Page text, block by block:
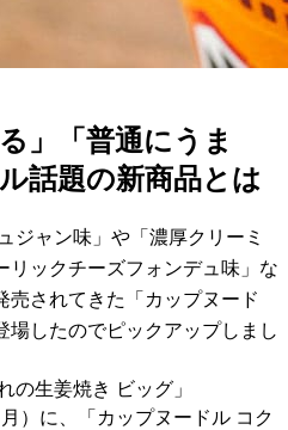
」「普通にうま
話題の新商品とは
ジャン味」や「濃厚クリーミ
リックチーズフォンデュ味」な
売されてきた「カップヌード
場したのでピックアップしまし
の生姜焼き ビッグ」
）に、「カップヌードル コク